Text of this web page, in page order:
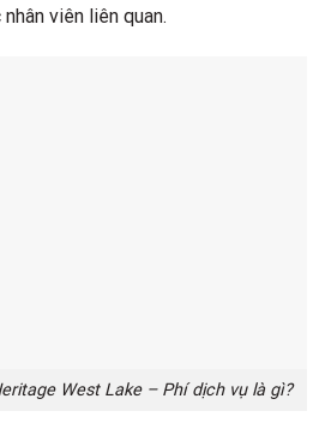
viên liên quan.
West Lake – Phí dịch vụ là gì?